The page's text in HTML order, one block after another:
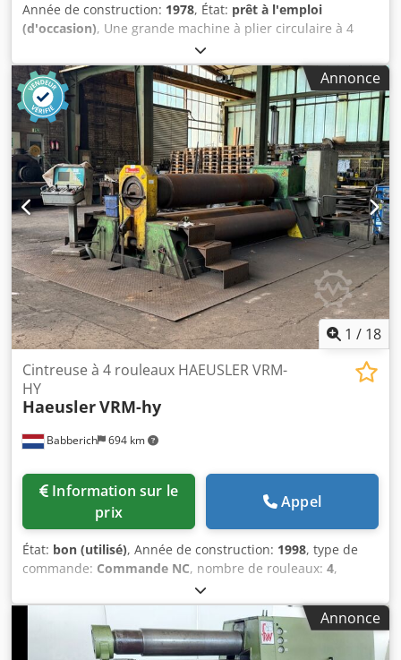
Année de construction: 1978, État: prêt à l'emploi
(d'occasion), Une grande machine à plier circulaire à 4
cylindres, à commande numérique (CNC) Haeusler, est
disponible. Nombre de cylindres : 4, largeur des cylindres :
3 050 mm, largeur maximale de la tôle à pré-plier :
3 000 mm, épaisseur maximale de la tôle à pré-plier :
60 mm, rayon de courbure maximal avec une largeur de
plaque maximale et un diamètre de pliage de 3 500 mm :
70 mm, diamètre des cylindres supérieur/inférieur/latéral :
620 mm/600 mm/500 mm, charge maximale du cylindre
supérieur : 12 000 kN, vitesse de travail : 4 m/min,
puissance connectée : 132 kW, poids : environ 85 tonnes.
Comprend un dispositif de pliage conique. Documentation
disponible. Une visite sur place est possible. Dedpfx
Anszka H Aspokr
Annonce
1 / 18
Babberich 694 km
Cintreuse à 4 rouleaux HAEUSLER VRM-
HY
HaeuslerVRM-hy
prix
Appel
État: bon (utilisé), Année de construction: 1998, type de
commande: Commande NC, nombre de rouleaux: 4,
diamètre du rouleau (inférieur):
rouleau (supérieur):560 mm, diamètre du rouleau latéral:
, diamètre du rouleau: 440 mm, longueur du
3 100 mm, poids total:45 000 kg, longueur totale:
Annonce